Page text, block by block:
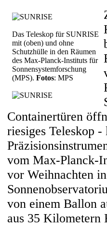
Das Teleskop für SUNRISE
mit (oben) und ohne
Schutzhülle in den Räumen
des Max-Planck-Instituts für
Sonnensystemforschung
(MPS). Fotos: MPS
Containertüren
riesiges Teleskop
vom Max-Planck-
vor Weihnachten
von einem Ballon
aus 35 Kilometern